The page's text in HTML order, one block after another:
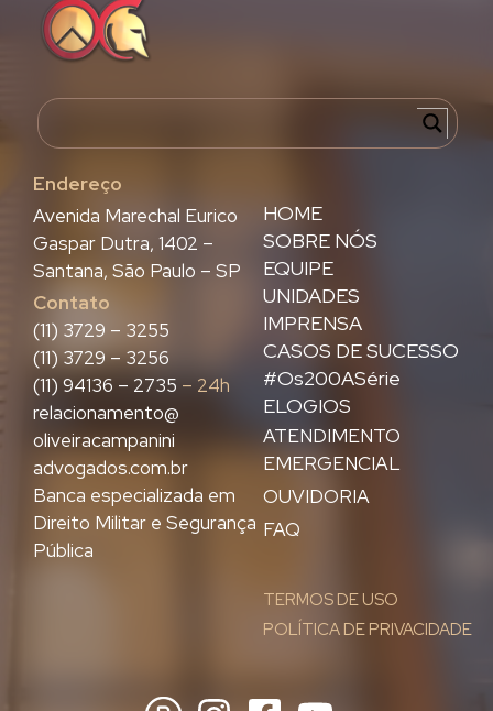
Endereço
HOME
SOBRE NÓS
EQUIPE
UNIDADES
IMPRENSA
CASOS DE SUCESSO
#Os200ASérie
ELOGIOS
ATENDIMENTO
EMERGENCIAL
OUVIDORIA
FAQ
TERMOS DE USO
POLÍTICA DE PRIVACIDADE
Avenida Marechal Eurico
Gaspar Dutra, 1402 –
Santana, São Paulo – SP
Contato
(11) 3729 – 3255
(11) 3729 – 3256
(11) 94136 – 2735 – 24h
relacionamento@
oliveiracampanini
advogados.com.br
Banca especializada em
Direito Militar e Segurança
Pública